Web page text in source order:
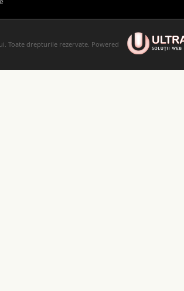
Toate drepturile rezervate. Powered